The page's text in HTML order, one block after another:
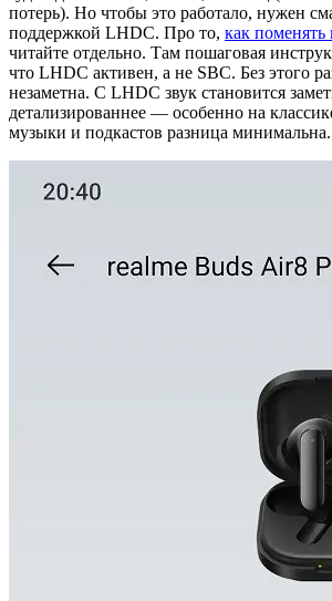
потерь). Но чтобы это работало, нужен
поддержкой LHDC. Про то, как поменять
читайте отдельно. Там пошаговая
что LHDC активен, а не SBC. Без этого
незаметна. С LHDC звук становится
детализированнее — особенно на
музыки и подкастов разница минимальна.